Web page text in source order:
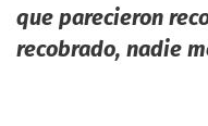
que parecieron
recobrado, nadie